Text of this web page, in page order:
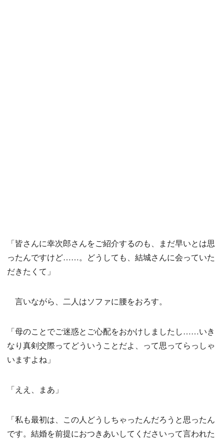
「皆さんに幸次郎さんをご紹介するのも、まだ早いとは思
ったんですけど……。どうしても、結城さんに会っていた
だきたくて」
言いながら、二人はソファに腰をおろす。
「母のことでご迷惑とご心配をおかけしましたし……いき
なり真剣交際ってどういうことだよ、って思ってらっしゃ
いますよね」
「ええ、まあ」
「私も最初は、この人どうしちゃったんだろうと思ったん
です。結婚を前提におつきあいしてくださいって言われた